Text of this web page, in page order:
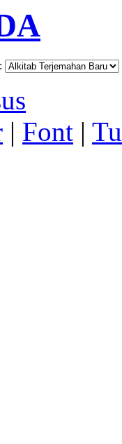
| Font |